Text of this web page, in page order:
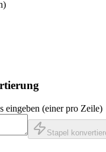
eingeben (einer pro Zeile)
Stapel